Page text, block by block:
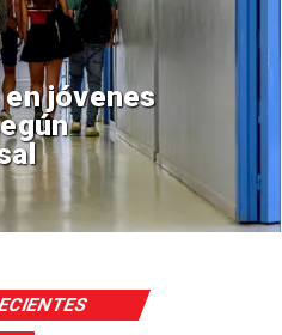
Aprueban
Sebastián
de $4 mil
Regiones